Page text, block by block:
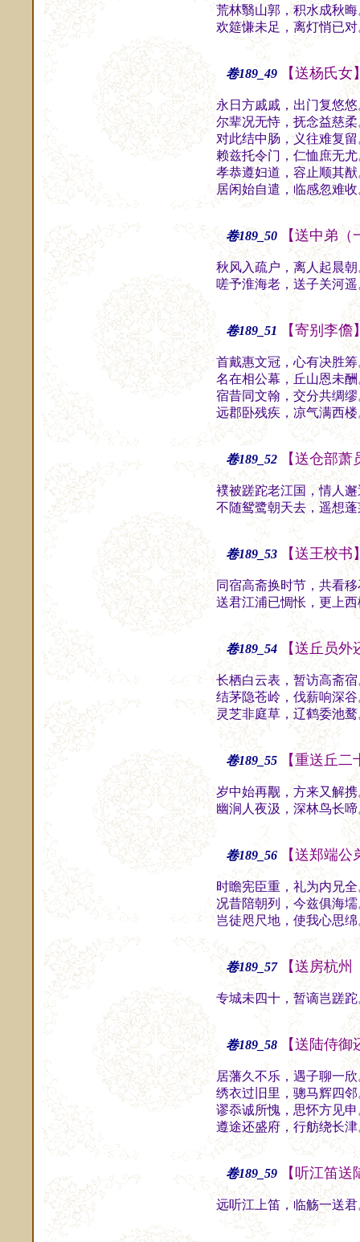
荒林翳山郭，积水成秋
欢筵慊未足，离灯悄已
卷189_49 【送杨氏女
永日方戚戚，出门复悠
尔辈况无恃，抚念益慈
对此结中肠，义往难复
赖兹托令门，仁恤庶无
孝恭遵妇道，容止顺其
居闲始自遣，临感忽难
卷189_50 【送中弟
秋风入疏户，离人起晨
嗟予淮海老，送子关河
卷189_51 【寄别李儋
首戴惠文冠，心有决胜
名在相公幕，丘山恩未
宿昔同文翰，交分共绸
远郡卧残疾，凉气满西
卷189_52 【送仓部
襆被蹉跎老江国，情人
不随鸳鹭朝天去，遥想
卷189_53 【送王校书
同宿高斋换时节，共看
送君江浦已惆怅，更上
卷189_54 【送丘员外
长栖白云表，暂访高斋
结茅隐苍岭，伐薪响深
灵芝非庭草，辽鹤委池
卷189_55 【重送丘
岁中始再觏，方来又解
幽涧人夜汲，深林鸟长
卷189_56 【送郑端
时瞻宪臣重，礼为内兄
况昔陪朝列，今兹俱海
岂徒咫尺地，使我心思
卷189_57 【送房杭
专城未四十，暂谪岂蹉
卷189_58 【送陆侍御
居藩久不乐，遇子聊一
绣衣过旧里，骢马辉四
谬忝诚所愧，思怀方见
遵途还盛府，行舫绕长
卷189_59 【听江笛
远听江上笛，临觞一送